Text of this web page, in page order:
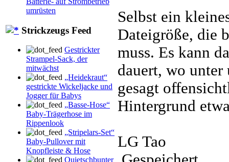
umrüsten
Strickzeugs Feed
Gestrickter
Strampel-Sack, der
mitwächst
„Heidekraut“
gestrickte Wickeljacke und
Jogger für Babys
„Basse-Hose“
Baby-Trägerhose im
Rippenlook
„Stripelars-Set“
Baby-Pullover mit
Knopfleiste & Hose
Quietschbunter
Selbst ein
Dateigröße, die
muss. Es kann
dauert, wo unter
gesagt
Hintergrund
LG Tao